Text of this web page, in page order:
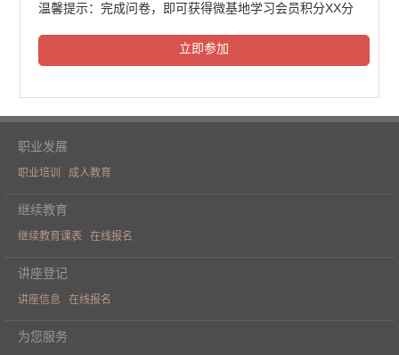
6429人次观看
民法典普法培训（三）
6340人次观看
《人工智能重构财务价值》学术论坛
温馨提示：完成问卷，即可获得微基地学习会员积分XX分
立即参加
职业发展
职业培训 成人教育
继续教育
继续教育课表 在线报名
讲座登记
讲座信息 在线报名
为您服务